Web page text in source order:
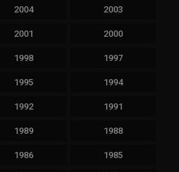
2004 2003
2001 2000
1998 1997
1995 1994
1992 1991
1989 1988
1986 1985